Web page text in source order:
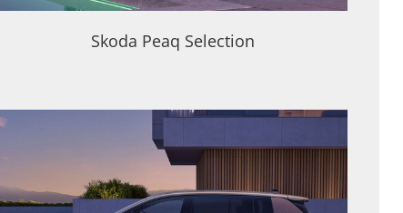
Skoda Peaq Selection